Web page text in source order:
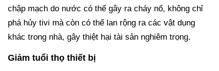
chập mạch do nước có thể gây ra cháy nổ, không chỉ
phá hủy tivi mà còn có thể lan rộng ra các vật dụng
khác trong nhà, gây thiệt hại tài sản nghiêm trọng.
Giảm tuổi thọ thiết bị